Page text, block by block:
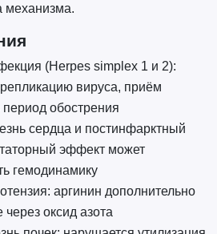
механизма.
(Herpes simplex 1 и 2):
вируса, приём
период обострения
сердца и постинфарктный
эффект может
гемодинамику
аргинин дополнительно
оксид азота